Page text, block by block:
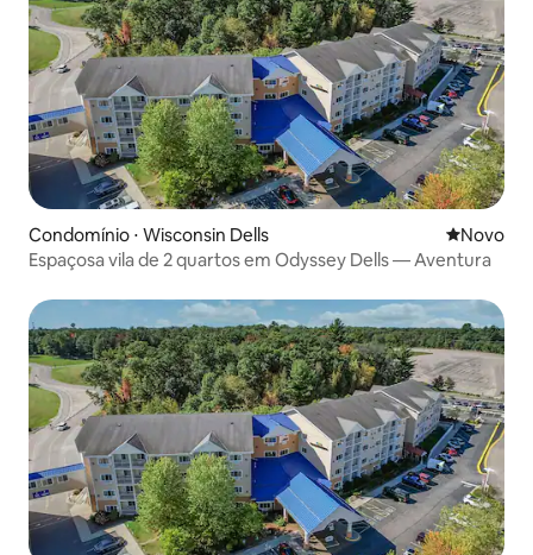
Condomínio ⋅ Wisconsin Dells Novo
Novo
Espaçosa vila de 2 quartos em Odyssey Dells — Aventura